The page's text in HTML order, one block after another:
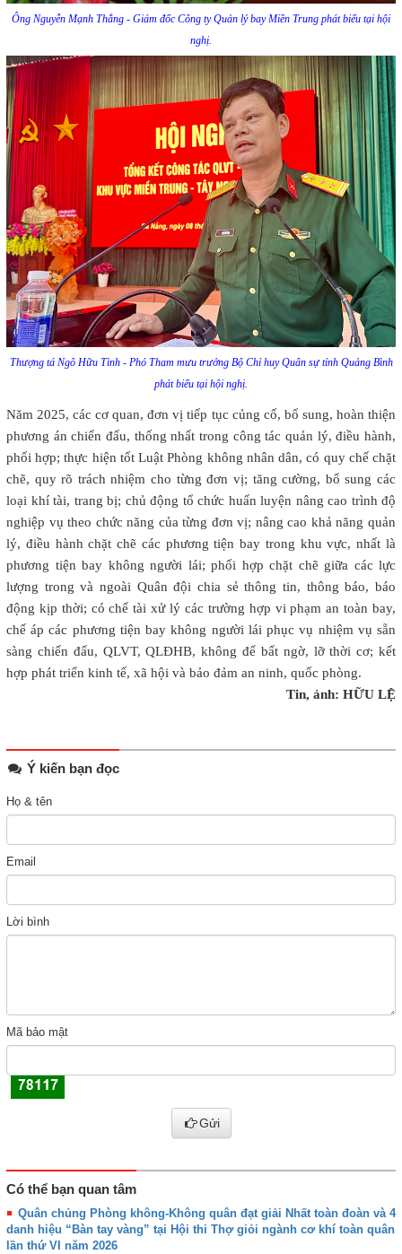
Ông Nguyễn Mạnh Thắng - Giám đốc Công ty Quản lý bay Miền Trung phát biểu tại hội
nghị.
Thượng tá Ngô Hữu Tình - Phó Tham mưu trưởng Bộ Chỉ huy Quân sự tỉnh Quảng Bình
phát biểu tại hội nghị.
Năm 2025, các cơ quan, đơn vị tiếp tục củng cố, bổ sung, hoàn thiện
phương án chiến đấu, thống nhất trong công tác quản lý, điều hành,
phối hợp; thực hiện tốt Luật Phòng không nhân dân, có quy chế chặt
chẽ, quy rõ trách nhiệm cho từng đơn vị; tăng cường, bổ sung các
loại khí tài, trang bị; chủ động tổ chức huấn luyện nâng cao trình độ
nghiệp vụ theo chức năng của từng đơn vị; nâng cao khả năng quản
lý, điều hành chặt chẽ các phương tiện bay trong khu vực, nhất là
phương tiện bay không người lái; phối hợp chặt chẽ giữa các lực
lượng trong và ngoài Quân đội chia sẻ thông tin, thông báo, báo
động kịp thời; có chế tài xử lý các trường hợp vi phạm an toàn bay,
chế áp các phương tiện bay không người lái phục vụ nhiệm vụ sẵn
sàng chiến đấu, QLVT, QLĐHB, không để bất ngờ, lỡ thời cơ; kết
hợp phát triển kinh tế, xã hội và bảo đảm an ninh, quốc phòng.
Tin, ảnh: HỮU LỆ
Ý kiến bạn đọc
Họ & tên
Email
Lời bình
Mã bảo mật
Gửi
Có thể bạn quan tâm
Quân chủng Phòng không-Không quân đạt giải Nhất toàn đoàn và 4
danh hiệu “Bàn tay vàng” tại Hội thi Thợ giỏi ngành cơ khí toàn quân
lần thứ VI năm 2026